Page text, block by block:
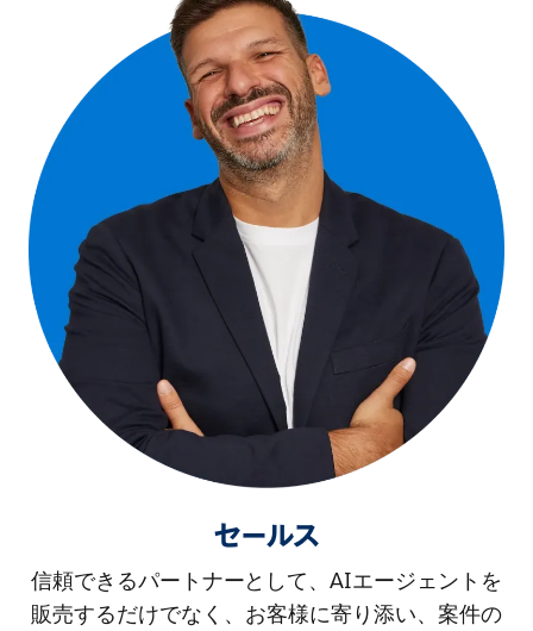
セールス
信頼できるパートナーとして、AIエージェントを
販売するだけでなく、お客様に寄り添い、案件の